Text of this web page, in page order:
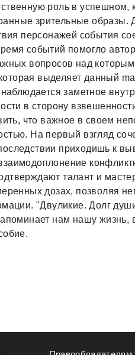
роль в успешном,
зрительные образы.
персонажей события
событий помогло
вопросов над
выделяет данный
заметное
в сторону
что важное в своем
На первый взгляд
приходишь к
талант и
дозах, позволяя
"Двуликие. Долг
нам нашу жизнь,